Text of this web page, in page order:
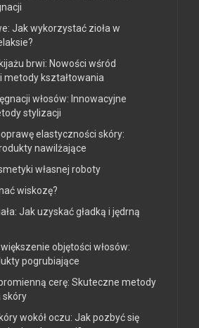
Jak wykorzystać zioła w
brwi: Nowości wśród
metody kształtowania
włosów: Innowacyjne
stylizacji
elastyczności skóry:
nawilżające
własnej roboty
wiskozę?
Jak uzyskać gładką i jędrną
objętości włosów:
pogrubiające
cerę: Skuteczne metody
skóry
wokół oczu: Jak pozbyć się